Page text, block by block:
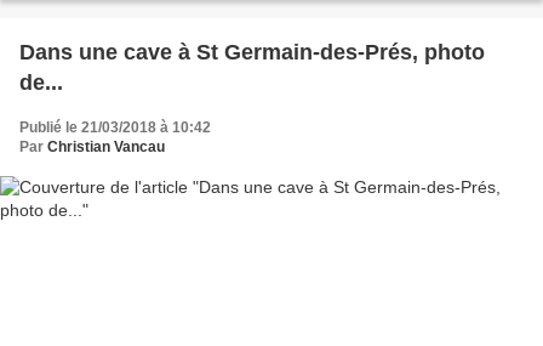
Dans une cave à St Germain-des-Prés, photo
de...
Publié le 21/03/2018 à 10:42
Par Christian Vancau